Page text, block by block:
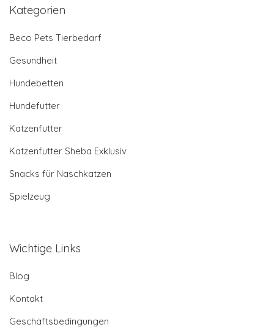
Kategorien
Beco Pets Tierbedarf
Gesundheit
Hundebetten
Hundefutter
Katzenfutter
Katzenfutter Sheba Exklusiv
Snacks für Naschkatzen
Spielzeug
Wichtige Links
Blog
Kontakt
Geschäftsbedingungen